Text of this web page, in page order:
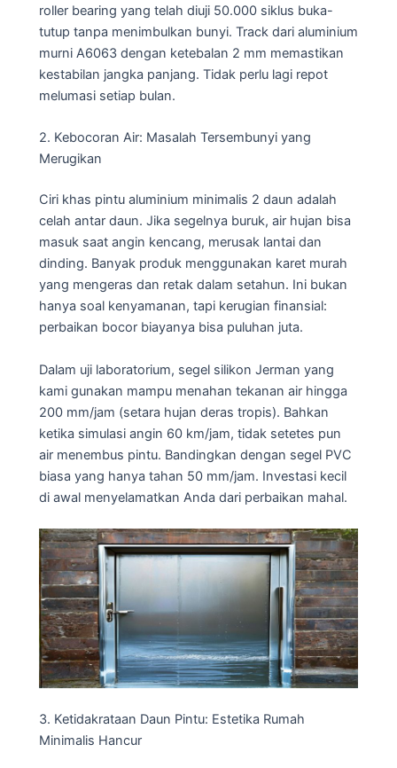
roller bearing yang telah diuji 50.000 siklus buka-
tutup tanpa menimbulkan bunyi. Track dari aluminium
murni A6063 dengan ketebalan 2 mm memastikan
kestabilan jangka panjang. Tidak perlu lagi repot
melumasi setiap bulan.
2. Kebocoran Air: Masalah Tersembunyi yang
Merugikan
Ciri khas pintu aluminium minimalis 2 daun adalah
celah antar daun. Jika segelnya buruk, air hujan bisa
masuk saat angin kencang, merusak lantai dan
dinding. Banyak produk menggunakan karet murah
yang mengeras dan retak dalam setahun. Ini bukan
hanya soal kenyamanan, tapi kerugian finansial:
perbaikan bocor biayanya bisa puluhan juta.
Dalam uji laboratorium, segel silikon Jerman yang
kami gunakan mampu menahan tekanan air hingga
200 mm/jam (setara hujan deras tropis). Bahkan
ketika simulasi angin 60 km/jam, tidak setetes pun
air menembus pintu. Bandingkan dengan segel PVC
biasa yang hanya tahan 50 mm/jam. Investasi kecil
di awal menyelamatkan Anda dari perbaikan mahal.
3. Ketidakrataan Daun Pintu: Estetika Rumah
Minimalis Hancur